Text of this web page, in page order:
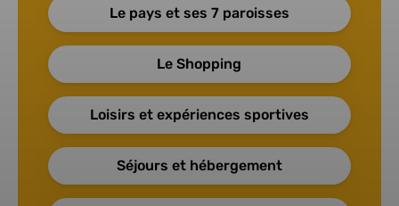
Le pays et ses 7 paroisses
Le Shopping
Loisirs et expériences sportives
Séjours et hébergement